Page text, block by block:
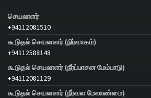
செயலாளர்
+94112081510
கூடுதல் செயலாளர் (நிர்வாகம்)
+94112588148
கூடுதல் செயலாளர் (நீர்ப்பாசன மேம்பாடு)
+94112081129
கூடுதல் செயலாளர் (நீர்வள மேலாண்மை)